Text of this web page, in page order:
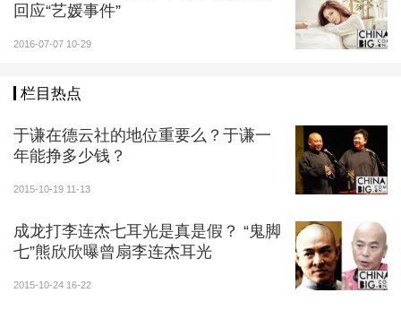
回应“艺媛事件”
2016-07-07 10-29
栏目热点
于谦在德云社的地位重要么？于谦一
年能挣多少钱？
2015-10-19 11-13
成龙打李连杰七耳光是真是假？ “鬼脚
七”熊欣欣曝曾扇李连杰耳光
2015-10-24 16-22